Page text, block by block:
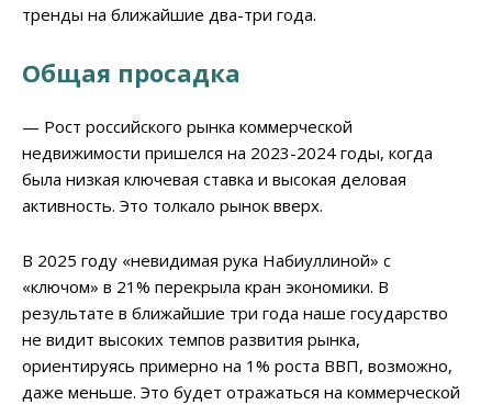
тренды на ближайшие два-три года.
Общая просадка
— Рост российского рынка коммерческой
недвижимости пришелся на 2023-2024 годы, когда
была низкая ключевая ставка и высокая деловая
активность. Это толкало рынок вверх.
В 2025 году «невидимая рука Набиуллиной» с
«ключом» в 21% перекрыла кран экономики. В
результате в ближайшие три года наше государство
не видит высоких темпов развития рынка,
ориентируясь примерно на 1% роста ВВП, возможно,
даже меньше. Это будет отражаться на коммерческой